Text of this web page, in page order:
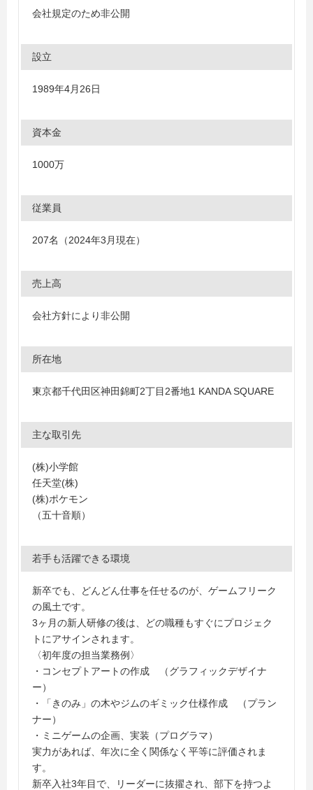
会社規定のため非公開
設立
1989年4月26日
資本金
1000万
従業員
207名（2024年3月現在）
売上高
会社方針により非公開
所在地
東京都千代田区神田錦町2丁目2番地1 KANDA SQUARE
主な取引先
(株)小学館
任天堂(株)
(株)ポケモン
（五十音順）
若手も活躍できる環境
新卒でも、どんどん仕事を任せるのが、ゲームフリーク
の風土です。
3ヶ月の新人研修の後は、どの職種もすぐにプロジェク
トにアサインされます。
〈初年度の担当業務例〉
・コンセプトアートの作成 （グラフィックデザイナ
ー）
・「きのみ」の木やジムのギミック仕様作成 （プラン
ナー）
・ミニゲームの企画、実装（プログラマ）
実力があれば、年次に全く関係なく平等に評価されま
す。
新卒入社3年目で、リーダーに抜擢され、部下を持つよ